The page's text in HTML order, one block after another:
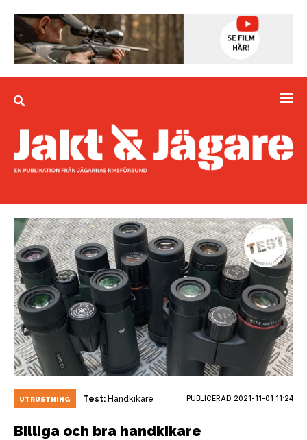
UTRUSTNING Test: Handkikare PUBLICERAD 2021-11-01 11:24
Billiga och bra handkikare